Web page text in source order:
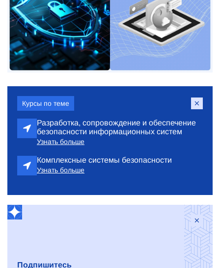
Курсы по теме
Разработка, сопровождение и обеспечение
безопасности информационных систем
Узнать больше
Комплексные системы безопасности
Узнать больше
Подпишитесь